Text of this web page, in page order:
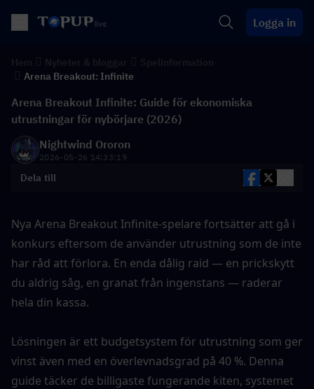
Logga in
Arena Breakout: Infinite
Arena Breakout Infinite: Guide för ekonomiska
utrustningar för nybörjare (2026)
Nightwind Ororon
2026-05-26 14:33:19
Dela till
Nya Arena Breakout Infinite-spelare fortsätter att gå i
konkurs eftersom de använder utrustning som de inte
har råd att förlora. En enda dålig raid — en prickskytt
du aldrig såg, en granat från ingenstans — raderar
hela din kassa.
Lösningen är ett budgetsystem för utrustning som ger
vinst även med en överlevnadsgrad på 40 %. Denna
guide täcker de billigaste fungerande kiten, systemet